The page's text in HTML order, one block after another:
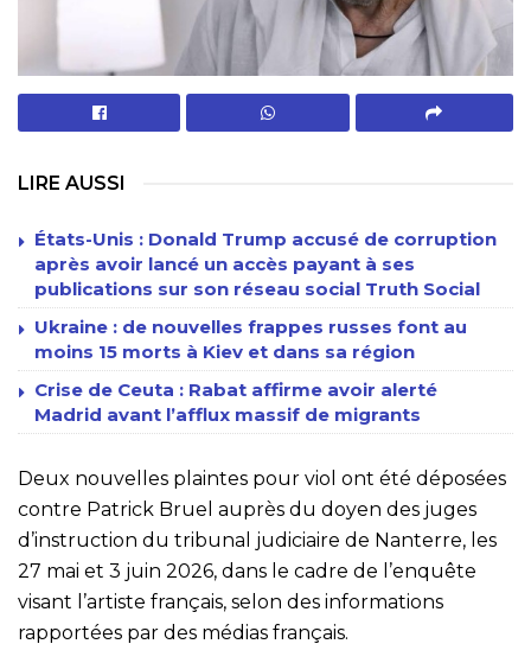
LIRE AUSSI
États-Unis : Donald Trump accusé de corruption
après avoir lancé un accès payant à ses
publications sur son réseau social Truth Social
Ukraine : de nouvelles frappes russes font au
moins 15 morts à Kiev et dans sa région
Crise de Ceuta : Rabat affirme avoir alerté
Madrid avant l’afflux massif de migrants
Deux nouvelles plaintes pour viol ont été déposées
contre Patrick Bruel auprès du doyen des juges
d’instruction du tribunal judiciaire de Nanterre, les
27 mai et 3 juin 2026, dans le cadre de l’enquête
visant l’artiste français, selon des informations
rapportées par des médias français.